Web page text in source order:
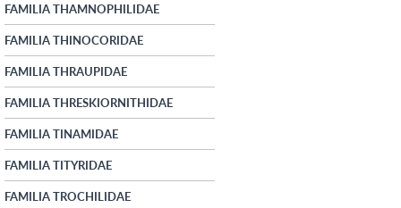
FAMILIA THAMNOPHILIDAE
FAMILIA THINOCORIDAE
FAMILIA THRAUPIDAE
FAMILIA THRESKIORNITHIDAE
FAMILIA TINAMIDAE
FAMILIA TITYRIDAE
FAMILIA TROCHILIDAE